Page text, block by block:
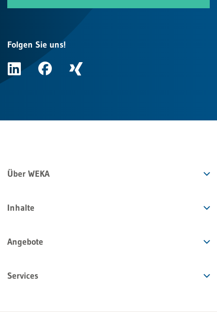
Folgen Sie uns!
Über WEKA
Inhalte
Angebote
Services